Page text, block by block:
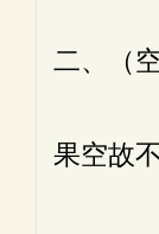
二、（
果空故